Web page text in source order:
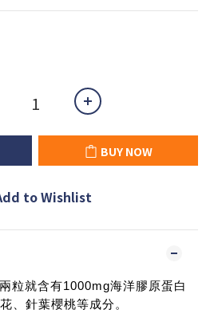
BUY NOW
to Wishlist
粒就含有1000mg海洋膠原蛋白
、針葉櫻桃等成分。